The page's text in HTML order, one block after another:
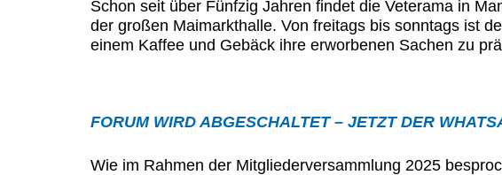
Schon seit über Fünfzig Jahren findet die Veterama in
der großen Maimarkthalle. Von freitags bis sonntags ist
einem Kaffee und Gebäck ihre erworbenen Sachen zu
FORUM WIRD ABGESCHALTET – JETZT DER
Wie im Rahmen der Mitgliederversammlung 2025